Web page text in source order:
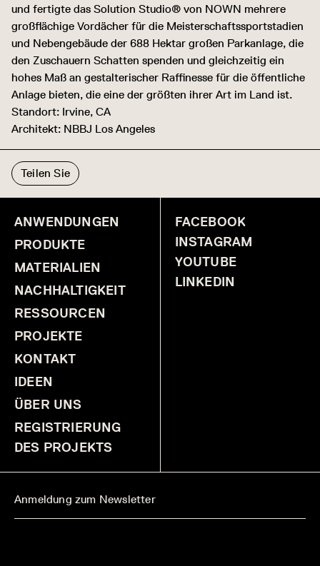
und fertigte das Solution Studio® von NOWN mehrere
großflächige Vordächer für die Meisterschaftssportstadien
und Nebengebäude der 688 Hektar großen Parkanlage, die
den Zuschauern Schatten spenden und gleichzeitig ein
hohes Maß an gestalterischer Raffinesse für die öffentliche
Anlage bieten, die eine der größten ihrer Art im Land ist.
Standort: Irvine, CA
Architekt: NBBJ Los Angeles
Teilen Sie
ANWENDUNGEN
PRODUKTE
MATERIALIEN
NACHHALTIGKEIT
RESSOURCEN
PROJEKTE
KONTAKT
IDEEN
ÜBER UNS
REGISTRIERUNG
DES PROJEKTS
FACEBOOK
INSTAGRAM
YOUTUBE
LINKEDIN